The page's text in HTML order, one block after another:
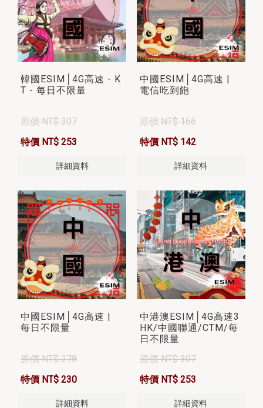
韓國ESIM│4G高速 - K
T - 每日不限量
原價 NT$ 307
特價 NT$ 253
詳細資料
中國ESIM│4G高速 |
電信吃到飽
原價 NT$ 166
特價 NT$ 142
詳細資料
中國ESIM│4G高速 |
每日不限量
原價 NT$ 278
特價 NT$ 230
詳細資料
中港澳ESIM│4G高速3
HK/中國聯通/CTM/每
日不限量
原價 NT$ 307
特價 NT$ 253
詳細資料